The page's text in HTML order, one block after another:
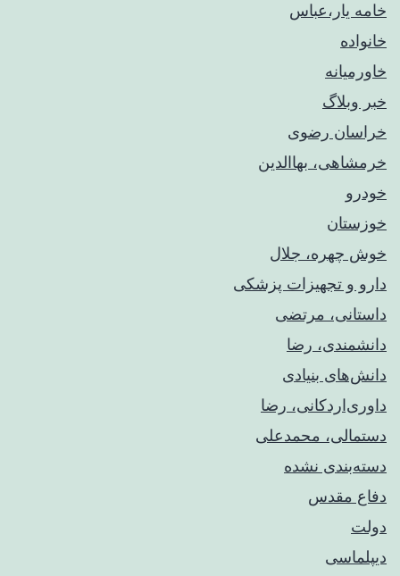
خامه یار،عباس
خانواده
خاورمیانه
خبر وبلاگ
خراسان رضوی
خرمشاهی، بهاالدین
خودرو
خوزستان
خوش چهره، جلال
دارو و تجهیزات پزشکی
داستانی، مرتضی
دانشمندی، رضا
دانش‌های بنیادی
داوری‌اردکانی، رضا
دستمالی، محمدعلی
دسته‌بندی نشده
دفاع مقدس
دولت
دیپلماسی